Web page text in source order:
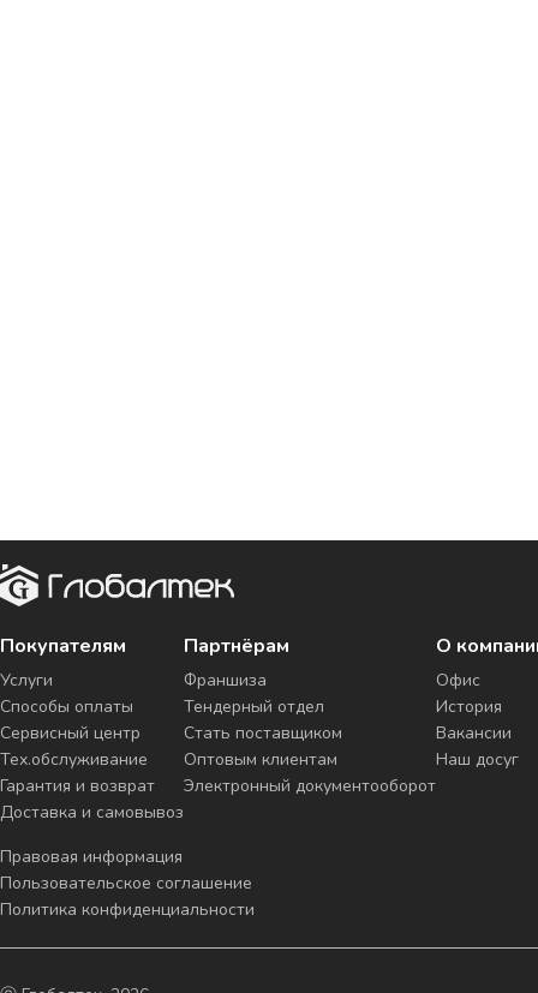
Покупателям
Услуги
Способы оплаты
Сервисный центр
Тех.обслуживание
Гарантия и возврат
Доставка и самовывоз
Партнёрам
Франшиза
Тендерный отдел
Стать поставщиком
Оптовым клиентам
Электронный документооборот
О
Офис
История
Вакансии
Наш досуг
Правовая информация
Пользовательское соглашение
Политика конфиденциальности